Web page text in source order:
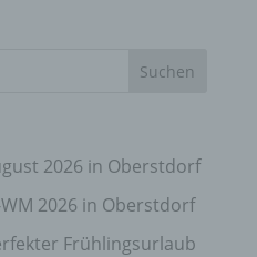
2026 in Oberstdorf
2026 in Oberstdorf
Frühlingsurlaub